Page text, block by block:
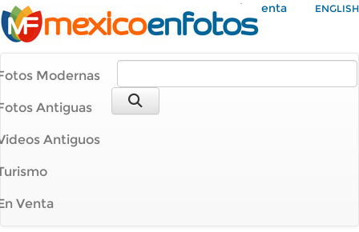
Mi Cuenta ENGLISH
Modernas
Antiguas
Antiguos
Venta